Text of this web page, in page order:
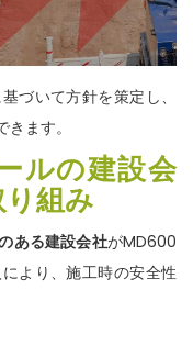
づいて方針を策定し、
ます。
ルの建設会
組み
ある建設会社がMD600
より、施工時の安全性